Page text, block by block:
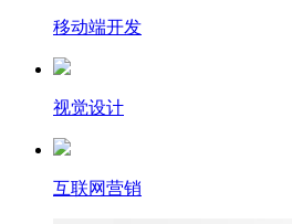
移动端开发
视觉设计
互联网营销